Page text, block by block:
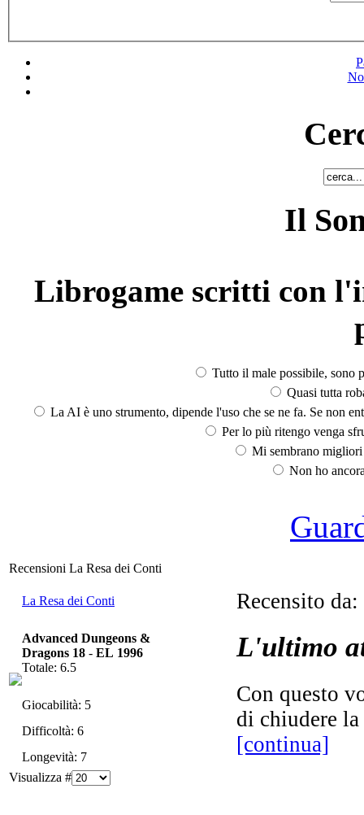
Il
Librogame scritti con
Tutto il male possibile, sono
Quasi tutta
La AI è uno strumento, dipende l'uso che se ne fa. Se non
Per lo più ritengo venga
Mi sembrano
Non ho
Recensioni La Resa dei Conti
La Resa dei Conti Recensito da:
L'ultimo
Con questo
di chiudere
[continua]
Advanced Dungeons &
Dragons 18 - EL 1996
Totale: 6.5
Giocabilità: 5
Difficoltà: 6
Longevità: 7
Visualizza #